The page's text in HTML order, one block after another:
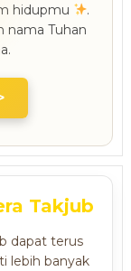
hidupmu
.
nama Tuhan
Takjub
dapat terus
lebih banyak